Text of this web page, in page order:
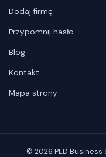
Dodaj firmę
Przypomnij hasło
Blog
Kontakt
Mapa strony
© 2026 PLD Business